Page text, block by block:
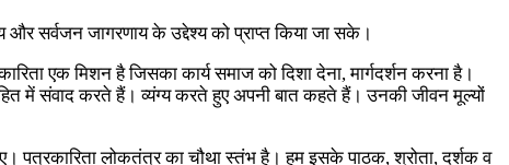
सर्वजन जागरणाय के उद्देश्य को प्राप्त किया जा सके।
एक मिशन है जिसका कार्य समाज को दिशा देना, मार्गदर्शन करना है।
में संवाद करते हैं। व्यंग्य करते हुए अपनी बात कहते हैं। उनकी जीवन मूल्यों
पत्रकारिता लोकतंत्र का चौथा स्तंभ है। हम इसके पाठक, श्रोता, दर्शक व